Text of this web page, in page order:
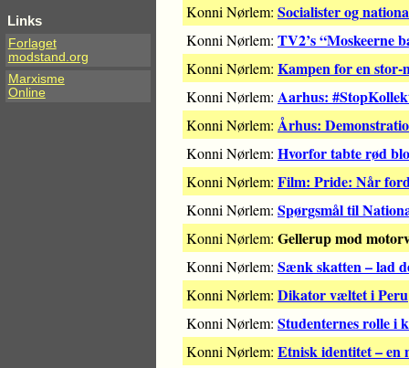
Links
Forlaget
modstand.org
Marxisme
Online
Konni Nørlem: Socialister og
Konni Nørlem: TV2’s “Moskeerne
Konni Nørlem: Kampen for en stor-
Konni Nørlem: Aarhus:
Konni Nørlem: Århus:
Konni Nørlem: Hvorfor tabte rød
Konni Nørlem: Film: Pride: Når
Konni Nørlem: Spørgsmål til
Konni Nørlem: Gellerup mod
Konni Nørlem: Sænk skatten – lad
Konni Nørlem: Dikator væltet i Peru
Konni Nørlem: Studenternes rolle i
Konni Nørlem: Etnisk identitet – en